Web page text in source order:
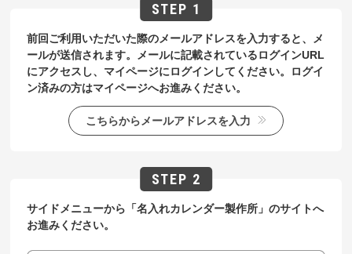
前回ご利用いただいた際のメールアドレスを入力すると、メ
ールが送信されます。メールに記載されているログインURL
にアクセスし、マイページにログインしてください。ログイ
ン済みの方はマイページへお進みください。
こちらからメールアドレスを入力
サイドメニューから「名入れカレンダー製作所」のサイトへ
お進みください。